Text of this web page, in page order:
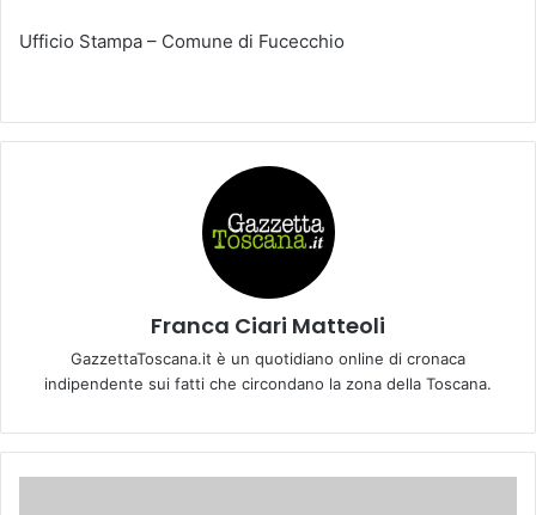
Ufficio Stampa – Comune di Fucecchio
Franca Ciari Matteoli
GazzettaToscana.it è un quotidiano online di cronaca
indipendente sui fatti che circondano la zona della Toscana.